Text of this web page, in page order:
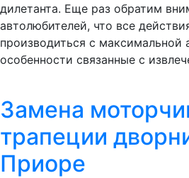
дилетанта. Еще раз обратим
автолюбителей, что все
производиться с максимальной
особенности связанные с
Замена
трапеции
Приоре